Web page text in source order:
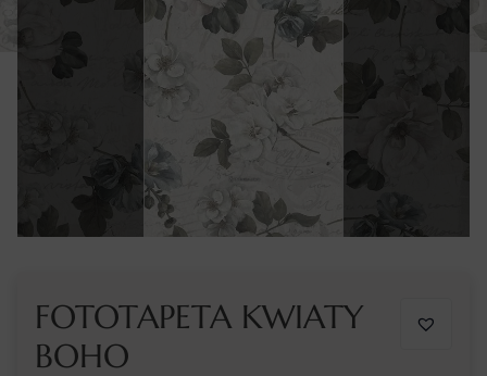
FOTOTAPETA KWIATY
BOHO